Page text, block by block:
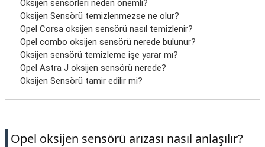
Oksijen sensörleri neden önemli?
Oksijen Sensörü temizlenmezse ne olur?
Opel Corsa oksijen sensörü nasıl temizlenir?
Opel combo oksijen sensörü nerede bulunur?
Oksijen sensörü temizleme işe yarar mı?
Opel Astra J oksijen sensörü nerede?
Oksijen Sensörü tamir edilir mi?
Opel oksijen sensörü arızası nasıl anlaşılır?